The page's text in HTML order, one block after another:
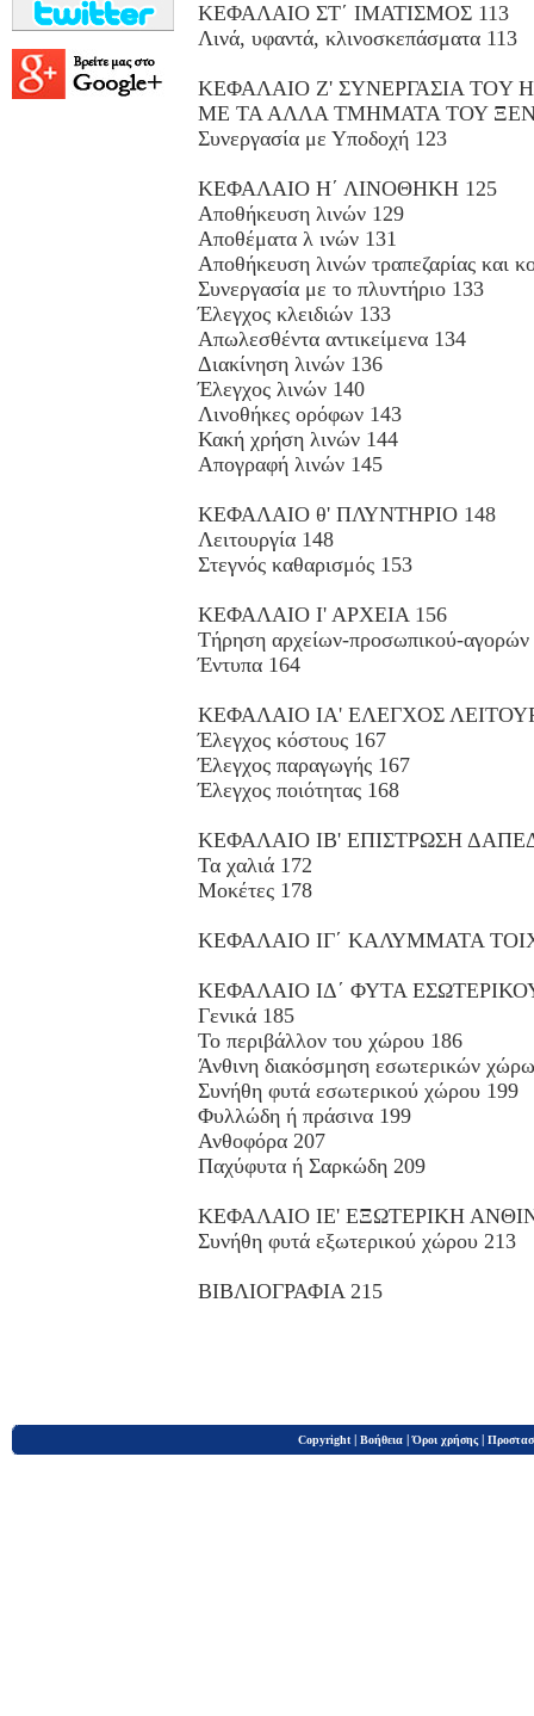
ΚΕΦΑΛΑΙΟ ΣΤ΄ ΙΜΑΤΙΣΜΟΣ 113
Λινά, υφαντά, κλινοσκεπάσματα 113
ΚΕΦΑΛΑΙΟ Ζ' ΣΥΝΕΡΓΑΣΙΑ TOY
ΜΕ ΤΑ ΑΛΛΑ ΤΜΗΜΑΤΑ ΤΟΥ
Συνεργασία με Υποδοχή 123
ΚΕΦΑΛΑΙΟ Η΄ ΛΙΝΟΘΗΚΗ 125
Αποθήκευση λινών 129
Αποθέματα λ ινών 131
Αποθήκευση λινών τραπεζαρίας και
Συνεργασία με το πλυντήριο 133
Έλεγχος κλειδιών 133
Απωλεσθέντα αντικείμενα 134
Διακίνηση λινών 136
Έλεγχος λινών 140
Λινοθήκες ορόφων 143
Κακή χρήση λινών 144
Απογραφή λινών 145
ΚΕΦΑΛΑΙΟ θ' ΠΛΥΝΤΗΡΙΟ 148
Λειτουργία 148
Στεγνός καθαρισμός 153
ΚΕΦΑΛΑΙΟ Ι' ΑΡΧΕΙΑ 156
Τήρηση αρχείων-προσωπικού-αγορών
Έντυπα 164
ΚΕΦΑΛΑΙΟ ΙΑ' ΕΛΕΓΧΟΣ
Έλεγχος κόστους 167
Έλεγχος παραγωγής 167
Έλεγχος ποιότητας 168
ΚΕΦΑΛΑΙΟ IB' ΕΠΙΣΤΡΩΣΗ
Τα χαλιά 172
Μοκέτες 178
ΚΕΦΑΛΑΙΟ ΙΓ΄ ΚΑΛΥΜΜΑΤΑ
ΚΕΦΑΛΑΙΟ ΙΔ΄ ΦΥΤΑ
Γενικά 185
Το περιβάλλον του χώρου 186
Άνθινη διακόσμηση εσωτερικών
Συνήθη φυτά εσωτερικού χώρου 199
Φυλλώδη ή πράσινα 199
Ανθοφόρα 207
Παχύφυτα ή Σαρκώδη 209
ΚΕΦΑΛΑΙΟ ΙΕ' ΕΞΩΤΕΡΙΚΗ
Συνήθη φυτά εξωτερικού χώρου 213
ΒΙΒΛΙΟΓΡΑΦΙΑ 215
Copyright | Βοήθεια |Όροι χρήσης |